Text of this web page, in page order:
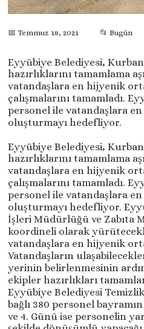
📅 Temmuz 18, 2021 📂 Bugün
Eyyübiye Belediyesi,
hazırlıklarını tamamlama
vatandaşlara en hijyenik
çalışmalarını tamamladı.
personel ile vatandaşlara
oluşturmayı hedefliyor.
Eyyübiye Belediyesi,
hazırlıklarını tamamlama
vatandaşlara en hijyenik
çalışmalarını tamamladı.
personel ile vatandaşlara
oluşturmayı hedefliyor.
İşleri Müdürlüğü ve Zabıta
koordineli olarak
vatandaşlara en hijyenik
Vatandaşların
yerinin belirlenmesinin
ekipler hazırlıkları
Eyyübiye Belediyesi
bağlı 380 personel
ve 4. Günü ise personelin